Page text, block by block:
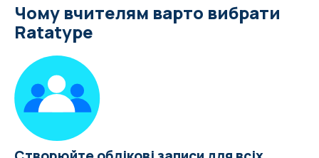
Чому вчителям варто вибрати
Ratatype